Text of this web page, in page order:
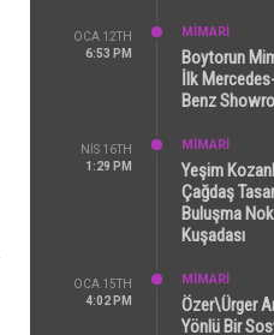
OCA 12TH
6:53 PM
MİMARİ
Boytorun
İlk
Benz
NIS 16TH
1:29 PM
MİMARİ
Yeşim
Çağdaş
Buluşma
Kuşadası
OCA 15TH
4:02 PM
MİMARİ
Özer\Ürger
Yönlü Bir